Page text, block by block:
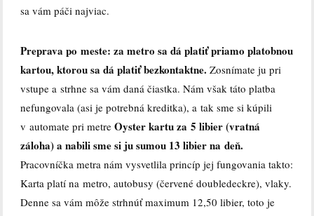
sa vám páči najviac.
Preprava po meste: za metro sa dá platiť priamo platobnou
kartou, ktorou sa dá platiť bezkontaktne.Zosnímate ju pri
vstupe a strhne sa vám daná čiastka. Nám však táto platba
nefungovala (asi je potrebná kreditka), a tak sme si kúpili
v automate pri metreOyster kartu za 5 libier (vratná
záloha) a nabili sme si ju sumou 13 libier na deň.
Pracovníčka metra nám vysvetlila princíp jej fungovania takto:
Karta platí na metro, autobusy (červené doubledeckre), vlaky.
Denne sa vám môže strhnúť maximum 12,50 libier, toto je